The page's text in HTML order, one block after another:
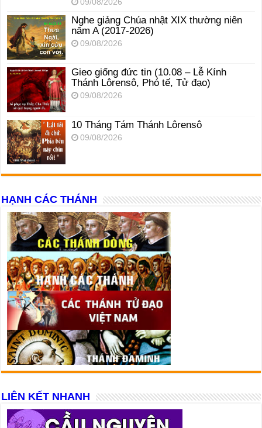
09/08/2026
Nghe giảng Chúa nhật XIX thường niên
năm A (2017-2026)
09/08/2026
Gieo giống đức tin (10.08 – Lễ Kính
Thánh Lôrensô, Phó tế, Tử đạo)
09/08/2026
10 Tháng Tám Thánh Lôrensô
09/08/2026
HẠNH CÁC THÁNH
LIÊN KẾT NHANH